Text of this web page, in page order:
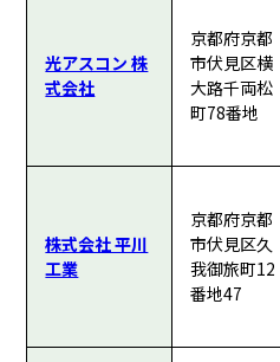
光アスコン 株
式会社
京都府京都
市伏見区横
大路千両松
町78番地
株式会社 平川
工業
京都府京都
市伏見区久
我御旅町12
番地47